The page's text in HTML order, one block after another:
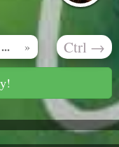
... » Ctrl →